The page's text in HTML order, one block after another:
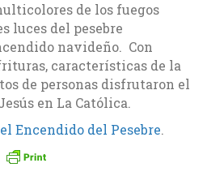
de los fuegos
luces del pesebre
navideño. Con
características de la
de personas disfrutaron el
en La Católica.
Encendido del Pesebre.